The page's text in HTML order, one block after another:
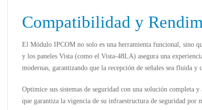
Compatibilidad y
El Módulo IPCOM no solo es una herramienta funcional, sino
y los paneles Vista (como el Vista-48LA) asegura una
modernas, garantizando que la recepción de señales sea fluida
Optimice sus sistemas de seguridad con una solución completa
que garantiza la vigencia de su infraestructura de seguridad por